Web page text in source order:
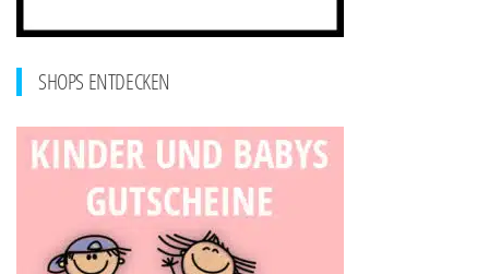
SHOPS ENTDECKEN